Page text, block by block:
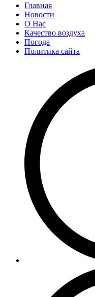
Главная
Новости
О Нас
Качество воздуха
Погода
Политика сайта